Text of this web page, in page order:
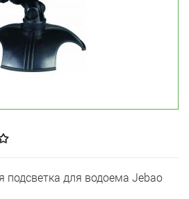
подсветка для водоема Jebao